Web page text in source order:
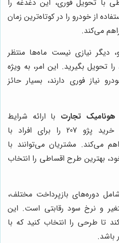
با تحویل فوری، این دغدغه را
از خودرو را در کوتاه‌ترین زمان
می‌کند.
دیگر نیازی نیست ماه‌ها منتظر
تحویل بگیرید. این امر، به ویژه
نیاز فوری دارند، بسیار حائز
هونامیک تجارت با ارائه شرایط
اقساط متنوع، امکان خرید پژو 207 را برای افراد با
می‌کند. مشتریان می‌توانند با
بهترین طرح اقساطی را انتخاب
دوره‌های بازپرداخت مختلف،
و نرخ سود رقابتی است. این
تا طرحی را انتخاب کنید که با
باشد.